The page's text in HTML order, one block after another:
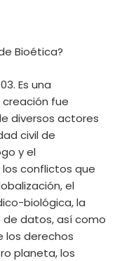
Bioética?
Es una
creación fue
diversos actores
civil de
y el
conflictos que
el
biológica, la
datos, así como
los derechos
planeta, los